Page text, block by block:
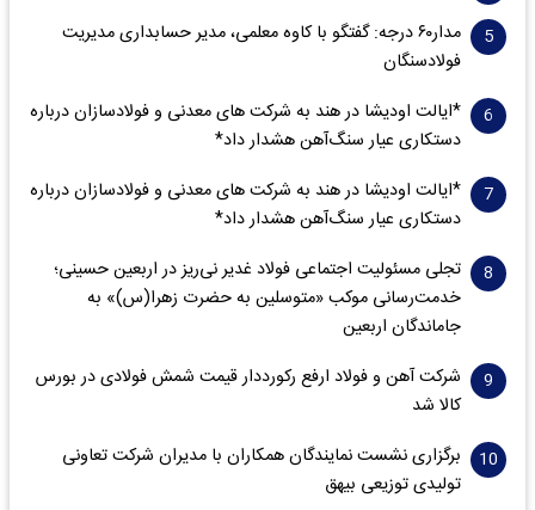
مدار‌۶٠ درجه: گفتگو با کاوه معلمی، مدیر حسابداری مدیریت
فولادسنگان
*ایالت اودیشا در هند به شرکت های معدنی و فولادسازان درباره
دستکاری عیار سنگ‌آهن هشدار داد*
*ایالت اودیشا در هند به شرکت های معدنی و فولادسازان درباره
دستکاری عیار سنگ‌آهن هشدار داد*
تجلی مسئولیت اجتماعی فولاد غدیر نی‌ریز در اربعین حسینی؛
خدمت‌رسانی موکب «متوسلین به حضرت زهرا(س)» به
جاماندگان اربعین
شرکت آهن و فولاد ارفع رکورددار قیمت شمش فولادی در بورس
کالا شد
برگزاری نشست نمایندگان همکاران با مدیران شرکت تعاونی
تولیدی توزیعی بیهق